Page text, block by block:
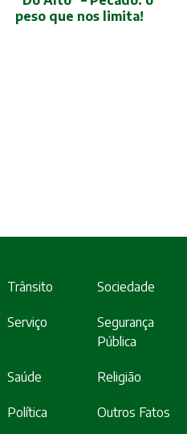
peso que nos limita!
Trânsito Sociedade
Serviço
Segurança
Pública
Saúde Religião
Política Outros Fatos